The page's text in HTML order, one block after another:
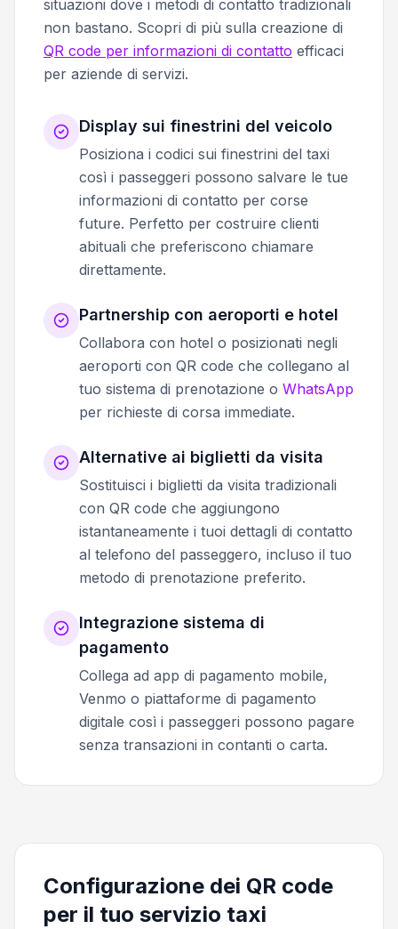
situazioni dove i metodi di contatto tradizionali
non bastano. Scopri di più sulla creazione di
QR code per informazioni di contatto efficaci
per aziende di servizi.
Display sui finestrini del veicolo
Posiziona i codici sui finestrini del taxi
così i passeggeri possono salvare le tue
informazioni di contatto per corse
future. Perfetto per costruire clienti
abituali che preferiscono chiamare
direttamente.
Partnership con aeroporti e hotel
Collabora con hotel o posizionati negli
aeroporti con QR code che collegano al
tuo sistema di prenotazione o WhatsApp
per richieste di corsa immediate.
Alternative ai biglietti da visita
Sostituisci i biglietti da visita tradizionali
con QR code che aggiungono
istantaneamente i tuoi dettagli di contatto
al telefono del passeggero, incluso il tuo
metodo di prenotazione preferito.
Integrazione sistema di
pagamento
Collega ad app di pagamento mobile,
Venmo o piattaforme di pagamento
digitale così i passeggeri possono pagare
senza transazioni in contanti o carta.
Configurazione dei QR code
per il tuo servizio taxi